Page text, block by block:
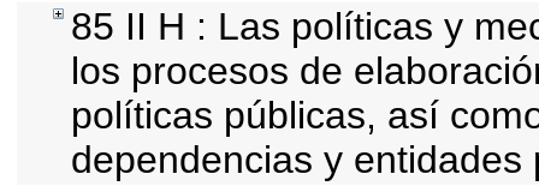
85 II H : Las políticas y
los procesos de
políticas públicas, así
dependencias y entidades